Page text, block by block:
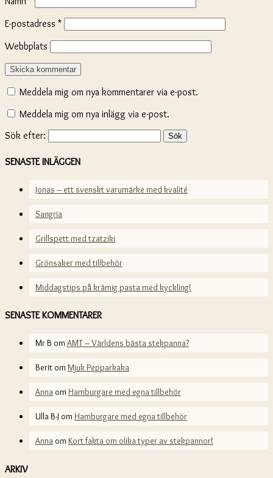
E-postadress *
Webbplats
Meddela mig om nya kommentarer via e-post.
Meddela mig om nya inlägg via e-post.
Sök efter:
SENASTE INLÄGGEN
Jonas – ett svenskt varumärke med kvalité
Sangria
Grillspett med tzatziki
Grönsaker med tillbehör
Middagstips på krämig pasta med kyckling!
SENASTE KOMMENTARER
Mr B omAMT – Världens bästa stekpanna?
Berit omMjuk Pepparkaka
Anna om Hamburgare med egna tillbehör
Ulla B-J om Hamburgare med egna tillbehör
Anna om Kort fakta om olika typer av stekpannor!
ARKIV